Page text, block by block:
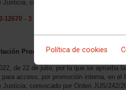
Política de cookies
Justicia, convocado por Orden JUS/241/
12670 - 3 págs. - 249 KB)
Procesal y Administrativa de la
de 22 de julio, por la que se aprueba
acceso, por promoción interna, en
Justicia, convocado por Orden JUS/242/